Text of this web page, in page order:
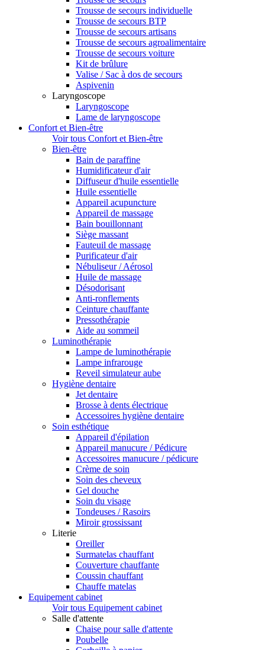
Trousse de secours individuelle
Trousse de secours BTP
Trousse de secours artisans
Trousse de secours agroalimentaire
Trousse de secours voiture
Kit de brûlure
Valise / Sac à dos de secours
Aspivenin
Laryngoscope
Laryngoscope
Lame de laryngoscope
Confort et Bien-être
Voir tous Confort et Bien-être
Bien-être
Bain de paraffine
Humidificateur d'air
Diffuseur d'huile essentielle
Huile essentielle
Appareil acupuncture
Appareil de massage
Bain bouillonnant
Siège massant
Fauteuil de massage
Purificateur d'air
Nébuliseur / Aérosol
Huile de massage
Désodorisant
Anti-ronflements
Ceinture chauffante
Pressothérapie
Aide au sommeil
Luminothérapie
Lampe de luminothérapie
Lampe infrarouge
Reveil simulateur aube
Hygiène dentaire
Jet dentaire
Brosse à dents électrique
Accessoires hygiène dentaire
Soin esthétique
Appareil d'épilation
Appareil manucure / Pédicure
Accessoires manucure / pédicure
Crème de soin
Soin des cheveux
Gel douche
Soin du visage
Tondeuses / Rasoirs
Miroir grossissant
Literie
Oreiller
Surmatelas chauffant
Couverture chauffante
Coussin chauffant
Chauffe matelas
Equipement cabinet
Voir tous Equipement cabinet
Salle d'attente
Chaise pour salle d'attente
Poubelle